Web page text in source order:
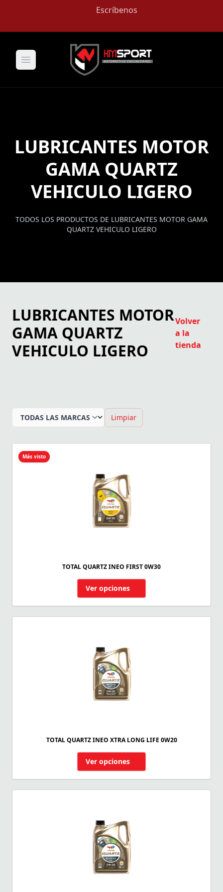
Escríbenos
Open main menu
LUBRICANTES MOTOR
GAMA QUARTZ
VEHICULO LIGERO
TODOS LOS PRODUCTOS DE LUBRICANTES MOTOR GAMA
QUARTZ VEHICULO LIGERO
LUBRICANTES MOTOR
GAMA QUARTZ
VEHICULO LIGERO
Volver
a la
tienda
Limpiar
Más visto
TOTAL QUARTZ INEO FIRST 0W30
Ver opciones
TOTAL QUARTZ INEO XTRA LONG LIFE 0W20
Ver opciones